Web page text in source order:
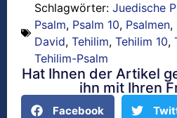
Schlagwörter: Juedische
Psalm, Psalm 10, Psalmen,
David, Tehilim, Tehilim 10,
Tehilim-Psalm
Hat Ihnen der Artikel
ihn mit Ihren
Facebook